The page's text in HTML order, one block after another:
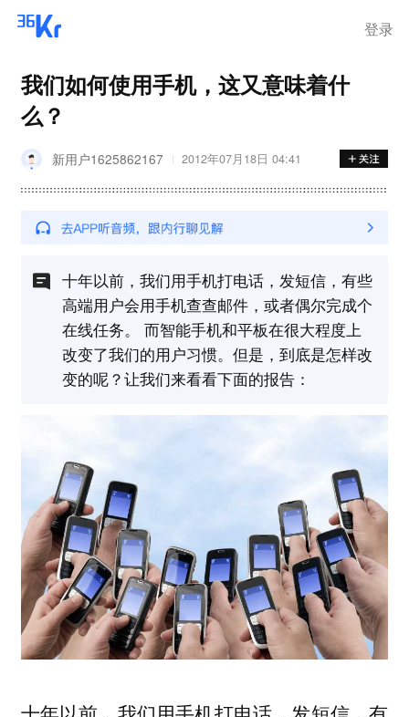
登录
我们如何使用手机，这又意味着什
么？
新用户1625862167 2012年07月18日 04:41
十年以前，我们用手机打电话，发短信，有些
高端用户会用手机查查邮件，或者偶尔完成个
在线任务。 而智能手机和平板在很大程度上
改变了我们的用户习惯。但是，到底是怎样改
变的呢？让我们来看看下面的报告：